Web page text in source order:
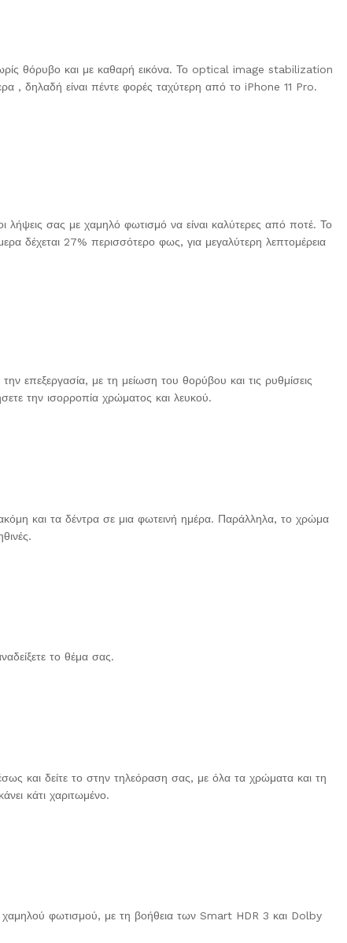
θόρυβο και με καθαρή εικόνα. Το optical image stabilization
, δηλαδή είναι πέντε φορές ταχύτερη από το iPhone 11 Pro.
σας με χαμηλό φωτισμό να είναι καλύτερες από ποτέ. Το
δέχεται 27% περισσότερο φως, για μεγαλύτερη λεπτομέρεια
επεξεργασία, με τη μείωση του θορύβου και τις ρυθμίσεις
την ισορροπία χρώματος και λευκού.
και τα δέντρα σε μια φωτεινή ημέρα. Παράλληλα, το χρώμα
το θέμα σας.
και δείτε το στην τηλεόραση σας, με όλα τα χρώματα και τη
κάτι χαριτωμένο.
χαμηλού φωτισμού, με τη βοήθεια των Smart HDR 3 και Dolby